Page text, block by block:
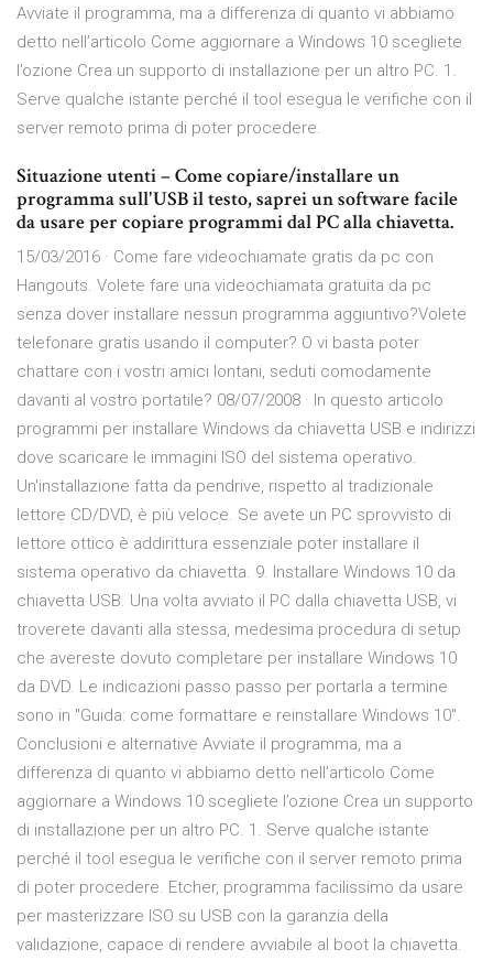
Avviate il programma, ma a differenza di quanto vi abbiamo
detto nell’articolo Come aggiornare a Windows 10 scegliete
l’ozione Crea un supporto di installazione per un altro PC. 1.
Serve qualche istante perché il tool esegua le verifiche con il
server remoto prima di poter procedere.
Situazione utenti – Come copiare/installare un
programma sull'USB il testo, saprei un software facile
da usare per copiare programmi dal PC alla chiavetta.
15/03/2016 · Come fare videochiamate gratis da pc con
Hangouts. Volete fare una videochiamata gratuita da pc
senza dover installare nessun programma aggiuntivo?Volete
telefonare gratis usando il computer? O vi basta poter
chattare con i vostri amici lontani, seduti comodamente
davanti al vostro portatile? 08/07/2008 · In questo articolo
programmi per installare Windows da chiavetta USB e indirizzi
dove scaricare le immagini ISO del sistema operativo.
Un'installazione fatta da pendrive, rispetto al tradizionale
lettore CD/DVD, è più veloce. Se avete un PC sprovvisto di
lettore ottico è addirittura essenziale poter installare il
sistema operativo da chiavetta. 9. Installare Windows 10 da
chiavetta USB. Una volta avviato il PC dalla chiavetta USB, vi
troverete davanti alla stessa, medesima procedura di setup
che avereste dovuto completare per installare Windows 10
da DVD. Le indicazioni passo passo per portarla a termine
sono in "Guida: come formattare e reinstallare Windows 10".
Conclusioni e alternative Avviate il programma, ma a
differenza di quanto vi abbiamo detto nell’articolo Come
aggiornare a Windows 10 scegliete l’ozione Crea un supporto
di installazione per un altro PC. 1. Serve qualche istante
perché il tool esegua le verifiche con il server remoto prima
di poter procedere. Etcher, programma facilissimo da usare
per masterizzare ISO su USB con la garanzia della
validazione, capace di rendere avviabile al boot la chiavetta.